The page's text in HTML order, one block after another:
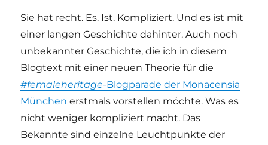
Sie hat recht. Es. Ist. Kompliziert. Und es ist mit
einer langen Geschichte dahinter. Auch noch
unbekannter Geschichte, die ich in diesem
Blogtext mit einer neuen Theorie für die
#femaleheritage-Blogparade der Monacensia
München erstmals vorstellen möchte. Was es
nicht weniger kompliziert macht. Das
Bekannte sind einzelne Leuchtpunkte der